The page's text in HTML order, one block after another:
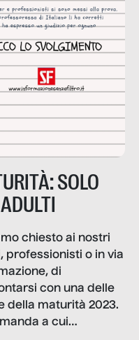
SOLO
chiesto ai nostri
professionisti o in via
di
con una delle
della maturità 2023.
a cui